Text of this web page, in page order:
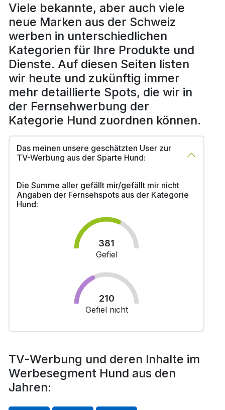
Viele bekannte, aber auch viele
neue Marken aus der Schweiz
werben in unterschiedlichen
Kategorien für Ihre Produkte und
Dienste. Auf diesen Seiten listen
wir heute und zukünftig immer
mehr detaillierte Spots, die wir in
der Fernsehwerbung der
Kategorie Hund zuordnen können.
Das meinen unsere geschätzten User zur
TV-Werbung aus der Sparte Hund:
Die Summe aller gefällt mir/gefällt mir nicht
Angaben der Fernsehspots aus der Kategorie
Hund:
381
Gefiel
210
Gefiel nicht
TV-Werbung und deren Inhalte im
Werbesegment Hund aus den
Jahren: